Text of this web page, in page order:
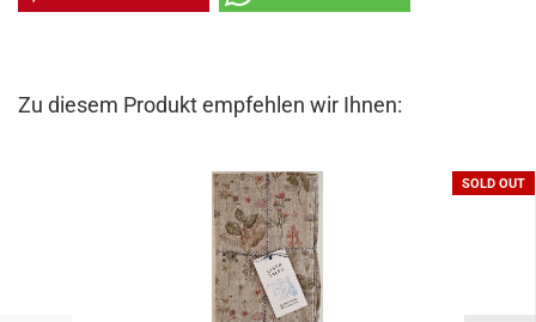
Zu diesem Produkt empfehlen wir Ihnen:
SOLD OUT